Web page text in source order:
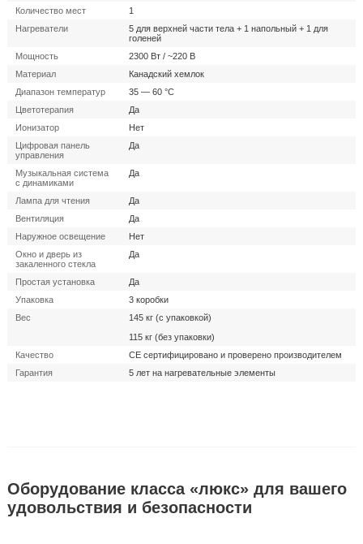
Количество мест
1
Нагреватели
5 для верхней части тела + 1 напольный + 1 для
голеней
Мощность
2300 Вт / ~220 В
Материал
Канадский хемлок
Диапазон температур
35 — 60 °C
Цветотерапия
Да
Ионизатор
Нет
Цифровая панель
управления
Да
Музыкальная система
с динамиками
Да
Лампа для чтения
Да
Вентиляция
Да
Наружное освещение
Нет
Окно и дверь из
закаленного стекла
Да
Простая установкa
Да
Упаковка
3 коробки
Вес
145 кг (с упаковкой)
115 кг (без упаковки)
Качество
CE сертифицировано и проверено производителем
Гарантия
5 лет на нагревательные элементы
Оборудование класса «люкс» для вашего
удовольствия и безопасности